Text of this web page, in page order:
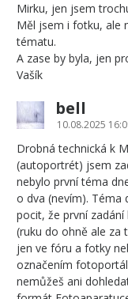
Mirku, jen jsem
Měl jsem i fotku, ale
tématu.
A zase by byla, jen
Vašík
bell
10.08.2025
Drobná technická k
(autoportrét) jsem
nebylo první téma
o dva (nevím). Téma
pocit, že první
(ruku do ohně ale za
jen ve fóru a fotky
označením
nemůžeš ani